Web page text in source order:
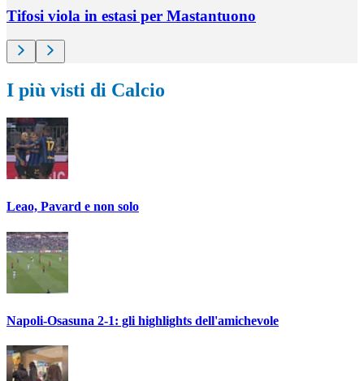
Tifosi viola in estasi per Mastantuono
I più visti di Calcio
Leao, Pavard e non solo
Napoli-Osasuna 2-1: gli highlights dell'amichevole